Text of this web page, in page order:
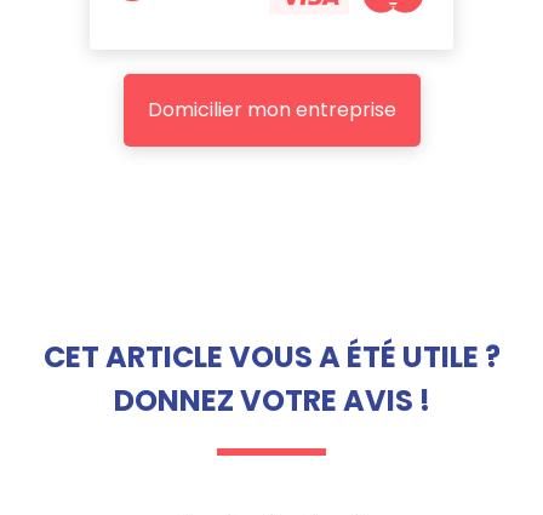
Domicilier mon entreprise
CET ARTICLE VOUS A ÉTÉ UTILE ?
DONNEZ VOTRE AVIS !